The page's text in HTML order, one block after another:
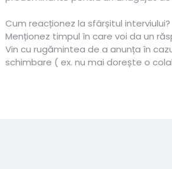
Cum reacționez la sfârșitul interviului?
Menționez timpul în care voi da un
Vin cu rugămintea de a anunța în
schimbare ( ex. nu mai dorește o